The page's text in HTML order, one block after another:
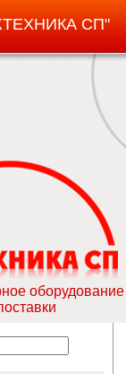
СП"
оборудование